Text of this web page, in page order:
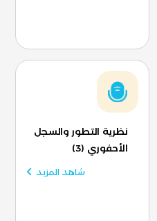
نظرية التطور والسجل
الأحفوري (3)
شاهد المزيد